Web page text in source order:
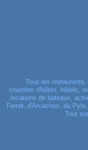
Tous les
chambre d'hôtes, hôtels,
locations de bateaux,
Ferret, d'Arcachon, du
Tout